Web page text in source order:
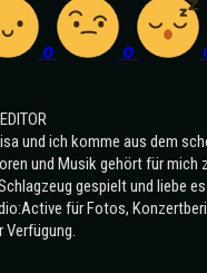
0 0
und ich komme aus dem
und Musik gehört für mich
gespielt und liebe
für Fotos,
Verfügung.